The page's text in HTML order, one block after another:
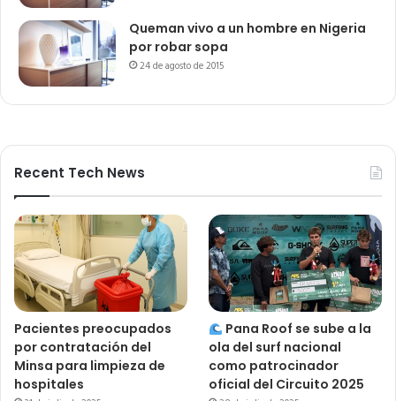
Queman vivo a un hombre en Nigeria
por robar sopa
24 de agosto de 2015
Recent Tech News
Pacientes preocupados
por contratación del
Minsa para limpieza de
hospitales
Pana Roof se sube a la
ola del surf nacional
como patrocinador
oficial del Circuito 2025